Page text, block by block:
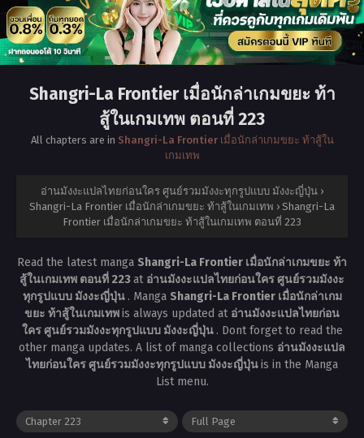
Shangri-La Frontier เมื่อนักล่าเกมขยะ ท้า
สู้ในเกมเทพ ตอนที่ 223
All chapters are in Shangri-La Frontier เมื่อนักล่าเกมขยะ ท้าสู้ใน
เกมเทพ
อ่านมังงะแปลไทยก่อนใคร ศูนย์รวมมังงะทุกรูปแบบ มังงะญี่ปุ่น ›
Shangri-La Frontier เมื่อนักล่าเกมขยะ ท้าสู้ในเกมเทพ › Shangri-La
Frontier เมื่อนักล่าเกมขยะ ท้าสู้ในเกมเทพ ตอนที่ 223
Read the latest manga Shangri-La Frontier เมื่อนักล่าเกมขยะ ท้า
สู้ในเกมเทพ ตอนที่ 223at อ่านมังงะแปลไทยก่อนใคร ศูนย์รวมมังงะ
ทุกรูปแบบ มังงะญี่ปุ่น . Manga Shangri-La Frontier เมื่อนักล่าเกม
ขยะ ท้าสู้ในเกมเทพis always updated at อ่านมังงะแปลไทยก่อน
ใคร ศูนย์รวมมังงะทุกรูปแบบ มังงะญี่ปุ่น . Dont forget to read the
other manga updates. A list of manga collections อ่านมังงะแปล
ไทยก่อนใคร ศูนย์รวมมังงะทุกรูปแบบ มังงะญี่ปุ่นis in the Manga
List menu.